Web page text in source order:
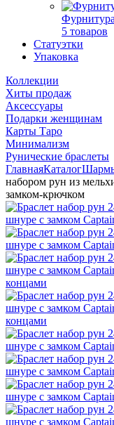
5 товаров
Статуэтки
Упаковка
Коллекции
Хиты продаж
Аксессуары
Подарки женщинам
Карты Таро
Минимализм
Рунические браслеты
ГлавнаяКаталог
набором рун из
замком-крючком